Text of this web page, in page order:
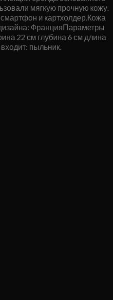
мягкую прочную кожу.
и картхолдер.Кожа
ФранцияПараметры
22 см глубина 6 см длина
пыльник.